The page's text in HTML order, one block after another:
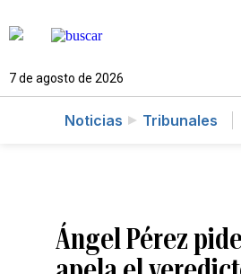
7 de agosto de 2026
Noticias Tribunales
Ángel Pérez